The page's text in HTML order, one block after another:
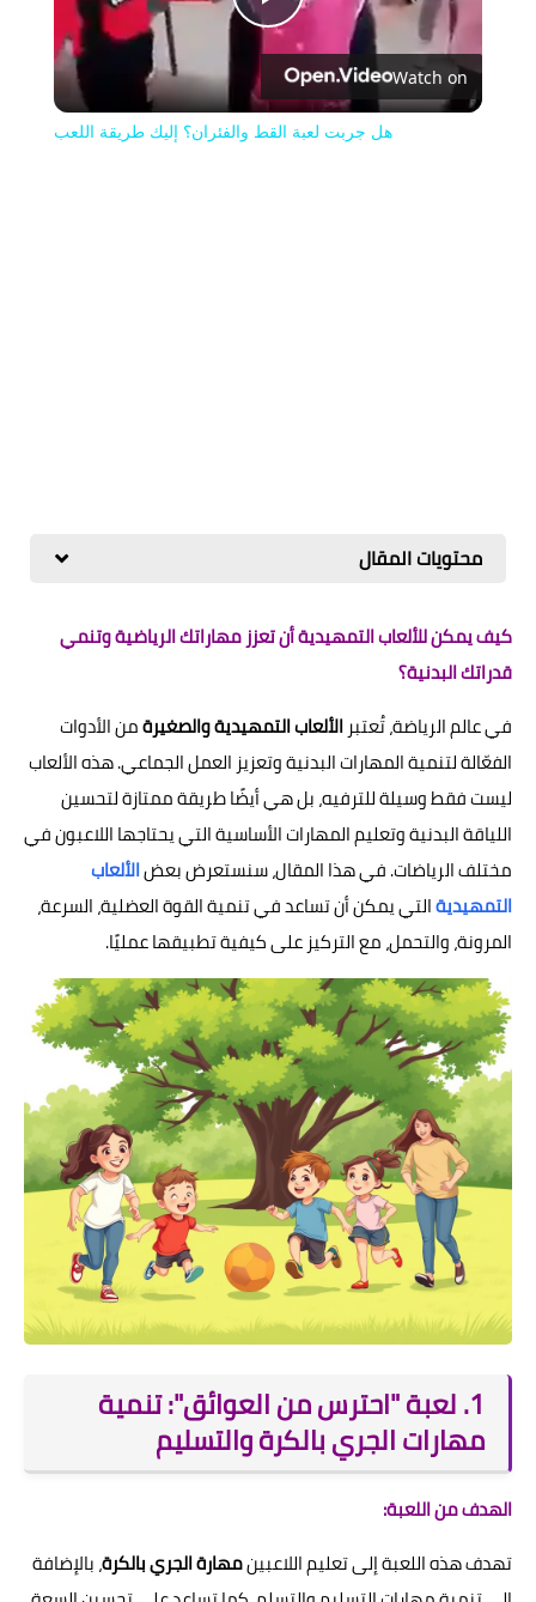
Play
Video
Watch on
هل جربت لعبة القط والفئران؟ إليك طريقة اللعب
محتويات المقال
كيف يمكن للألعاب التمهيدية أن تعزز مهاراتك الرياضية وتنمي
قدراتك البدنية؟
في عالم الرياضة، تُعتبرالألعاب التمهيدية والصغيرةمن الأدوات
الفعّالة لتنمية المهارات البدنية وتعزيز العمل الجماعي. هذه الألعاب
ليست فقط وسيلة للترفيه، بل هي أيضًا طريقة ممتازة لتحسين
اللياقة البدنية وتعليم المهارات الأساسية التي يحتاجها اللاعبون في
مختلف الرياضات. في هذا المقال، سنستعرض بعضالألعاب
التمهيديةالتي يمكن أن تساعد في تنمية القوة العضلية، السرعة،
المرونة، والتحمل، مع التركيز على كيفية تطبيقها عمليًا.
1. لعبة "احترس من العوائق": تنمية
مهارات الجري بالكرة والتسليم
الهدف من اللعبة:
تهدف هذه اللعبة إلى تعليم اللاعبينمهارة الجري بالكرة، بالإضافة